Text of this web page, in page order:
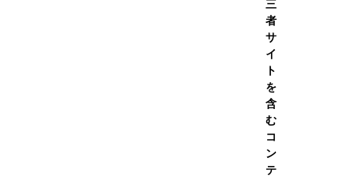
630g
315g
630g＋シェイカー
このセットの内
三
者
サ
イ
ト
を
含
む
コ
ン
テ